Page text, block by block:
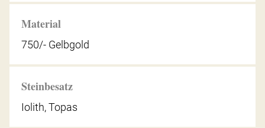
Material
750/- Gelbgold
Steinbesatz
Iolith, Topas